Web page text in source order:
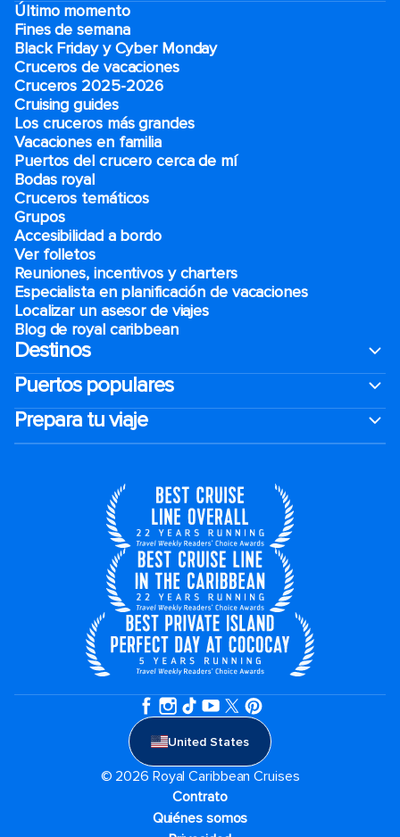
Último momento
Fines de semana
Black Friday y Cyber Monday
Cruceros de vacaciones
Cruceros 2025-2026
Cruising guides
Los cruceros más grandes
Vacaciones en familia
Puertos del crucero cerca de mí
Bodas royal
Cruceros temáticos
Grupos
Accesibilidad a bordo
Ver folletos
Reuniones, incentivos y charters​
Especialista en planificación de vacaciones
Localizar un asesor de viajes
Blog de royal caribbean
Destinos
Puertos populares
Prepara tu viaje
United States
© 2026 Royal Caribbean Cruises
Contrato
Quiénes somos